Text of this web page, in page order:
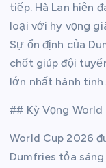
tiếp. Hà Lan hiện
loại với hy vọng
Sự ổn định của
chốt giúp đội
lớn nhất hành tinh.
## Kỳ Vọng
World Cup 2026
Dumfries tỏa